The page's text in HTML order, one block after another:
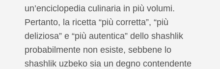
un’enciclopedia culinaria in più volumi.
Pertanto, la ricetta “più corretta”, “più
deliziosa” e “più autentica” dello shashlik
probabilmente non esiste, sebbene lo
shashlik uzbeko sia un degno contendente